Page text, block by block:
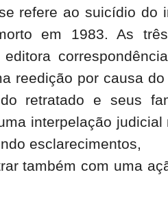
refere ao suicídio do
em 1983. As
reedição por causa
retratado e seus
interpelação
esclarecimentos,
também com uma